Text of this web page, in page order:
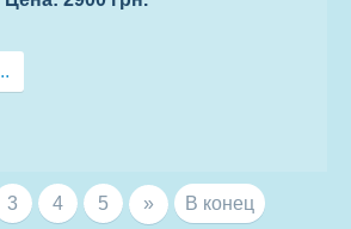
3 4 5 » В конец